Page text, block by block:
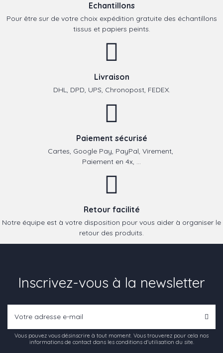
Echantillons
Pour être sur de votre choix expédition gratuite des échantillons
tissus et papiers peints.
Livraison
DHL, DPD, UPS, Chronopost, FEDEX.
Paiement sécurisé
Cartes, Google Pay, PayPal, Virement,
Paiement en 4x, ...
Retour facilité
Notre équipe est à votre disposition pour vous aider à organiser le
retour des produits.
Inscrivez-vous à la newsletter
Vous pouvez vous désinscrire à tout moment. Vous trouverez pour cela nos
informations de contact dans les conditions d'utilisation du site.